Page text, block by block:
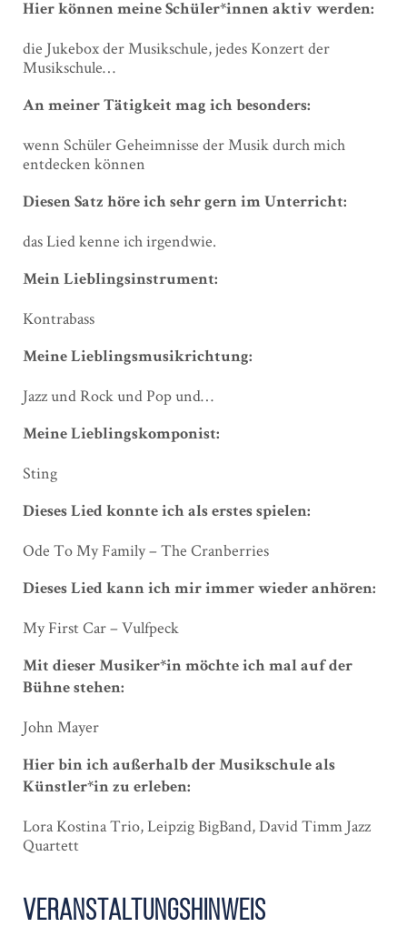
Hier können meine Schüler*innen aktiv werden:
die Jukebox der Musikschule, jedes Konzert der
Musikschule…
An meiner Tätigkeit mag ich besonders:
wenn Schüler Geheimnisse der Musik durch mich
entdecken können
Diesen Satz höre ich sehr gern im Unterricht:
das Lied kenne ich irgendwie.
Mein Lieblingsinstrument:
Kontrabass
Meine Lieblingsmusikrichtung:
Jazz und Rock und Pop und…
Meine Lieblingskomponist:
Sting
Dieses Lied konnte ich als erstes spielen:
Ode To My Family – The Cranberries
Dieses Lied kann ich mir immer wieder anhören:
My First Car – Vulfpeck
Mit dieser Musiker*in möchte ich mal auf der
Bühne stehen:
John Mayer
Hier bin ich außerhalb der Musikschule als
Künstler*in zu erleben:
Lora Kostina Trio, Leipzig BigBand, David Timm Jazz
Quartett
Veranstaltungshinweis